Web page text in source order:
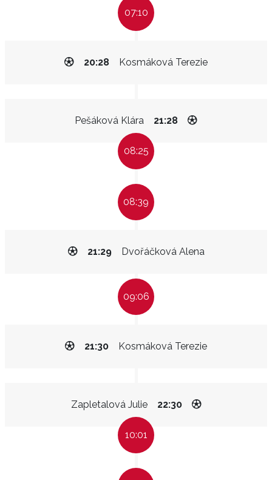
07:10
Kosmáková Terezie
20:28
Pešáková Klára 21:28
08:25
08:39
Dvořáčková Alena
21:29
09:06
Kosmáková Terezie
21:30
Zapletalová Julie 22:30
10:01